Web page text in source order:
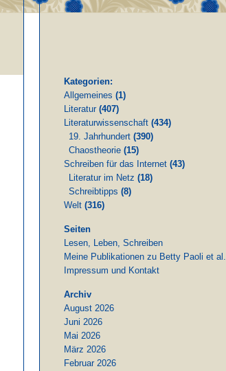
Kategorien:
Allgemeines (1)
Literatur (407)
Literaturwissenschaft (434)
19. Jahrhundert (390)
Chaostheorie (15)
Schreiben für das Internet (43)
Literatur im Netz (18)
Schreibtipps (8)
Welt (316)
Seiten
Lesen, Leben, Schreiben
Meine Publikationen zu Betty Paoli et al.
Impressum und Kontakt
Archiv
August 2026
Juni 2026
Mai 2026
März 2026
Februar 2026